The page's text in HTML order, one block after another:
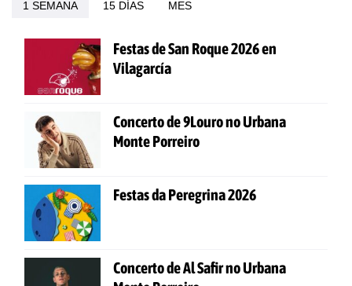
1 SEMANA 15 DÍAS MES
Festas de San Roque 2026 en
Vilagarcía
Concerto de 9Louro no Urbana
Monte Porreiro
Festas da Peregrina 2026
Concerto de Al Safir no Urbana